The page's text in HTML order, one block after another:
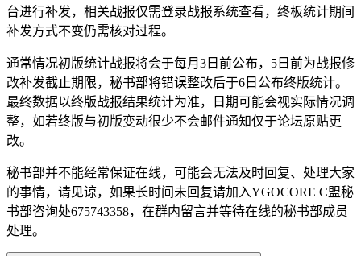
台进行补发，相关战报仅需登录战报系统查看，终板统计期间
补发方式不变仍需核对过程。
通常情况初版统计战报将会于每月3日前公布，5日前为战报修
改补发截止期限，秘书部将错误整改后于6日公布终版统计。
最终数据以终版战报结果统计为准，日期可能会视实际情况调
整，如若终版与初版变动很少不会邮件通知仅于论坛原贴更
改。
秘书部并不能经常保证在线，可能会无法及时回复、处理大家
的事情，请见谅，如果长时间未回复请加入YGOCORE C盟秘
书部咨询处675743358，在群内留言并等待在线的秘书部成员
处理。